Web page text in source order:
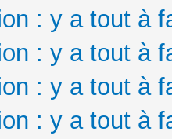
: y a tout à
: y a tout à
: y a tout à
: y a tout à